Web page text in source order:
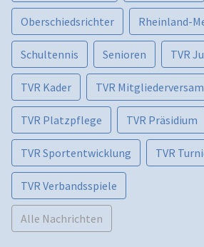
Oberschiedsrichter Rheinland-
Schultennis Senioren TVR
TVR Kader TVR
TVR Platzpflege TVR Präsidium
TVR Sportentwicklung TVR
TVR Verbandsspiele
Alle Nachrichten